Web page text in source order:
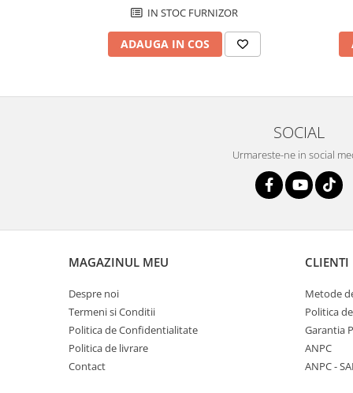
IN STOC FURNIZOR
ADAUGA IN COS
SOCIAL
Urmareste-ne in social
MAGAZINUL MEU
Despre noi
Termeni si Conditii
Politica de Confidentialitate
Politica de livrare
Contact
CLIENTI
Metode
Politica
Garantia
ANPC
ANPC -